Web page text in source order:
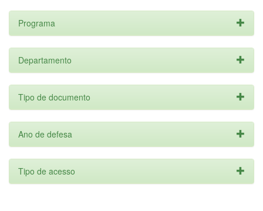
Programa
Departamento
Tipo de documento
Ano de defesa
Tipo de acesso